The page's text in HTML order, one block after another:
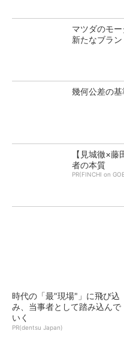
マツダのモー
新たなブラ
幾何公差の
【見城徹×
者の本質
PR(FINCHI on
時代の「最"現場"」に飛び込
み、当事者として踏み込んで
いく
PR(dentsu Japan)